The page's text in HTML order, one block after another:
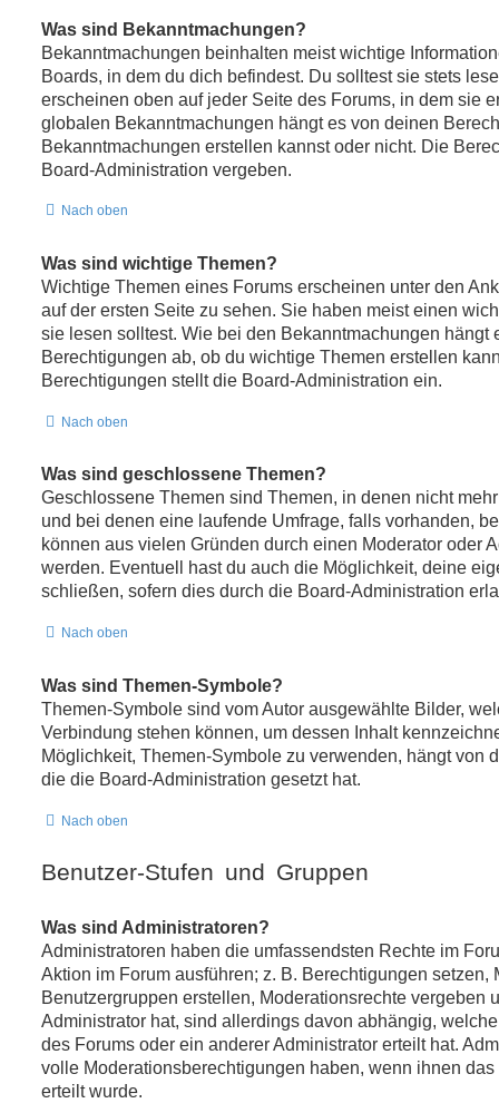
Was sind Bekanntmachungen?
Bekanntmachungen beinhalten meist wichtige
Boards, in dem du dich befindest. Du solltest sie stets
erscheinen oben auf jeder Seite des Forums, in dem sie
globalen Bekanntmachungen hängt es von deinen
Bekanntmachungen erstellen kannst oder nicht. Die
Board-Administration vergeben.
Nach oben
Was sind wichtige Themen?
Wichtige Themen eines Forums erscheinen unter den
auf der ersten Seite zu sehen. Sie haben meist einen
sie lesen solltest. Wie bei den Bekanntmachungen hängt
Berechtigungen ab, ob du wichtige Themen erstellen
Berechtigungen stellt die Board-Administration ein.
Nach oben
Was sind geschlossene Themen?
Geschlossene Themen sind Themen, in denen nicht
und bei denen eine laufende Umfrage, falls vorhanden,
können aus vielen Gründen durch einen Moderator oder
werden. Eventuell hast du auch die Möglichkeit, deine
schließen, sofern dies durch die Board-Administration
Nach oben
Was sind Themen-Symbole?
Themen-Symbole sind vom Autor ausgewählte Bilder,
Verbindung stehen können, um dessen Inhalt
Möglichkeit, Themen-Symbole zu verwenden, hängt von
die die Board-Administration gesetzt hat.
Nach oben
Benutzer-Stufen und Gruppen
Was sind Administratoren?
Administratoren haben die umfassendsten Rechte im
Aktion im Forum ausführen; z. B. Berechtigungen setzen,
Benutzergruppen erstellen, Moderationsrechte vergeben
Administrator hat, sind allerdings davon abhängig,
des Forums oder ein anderer Administrator erteilt hat.
volle Moderationsberechtigungen haben, wenn ihnen
erteilt wurde.